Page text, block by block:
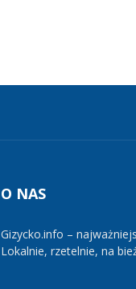
O NAS
Gizycko.info –
Lokalnie, rzetelnie, na